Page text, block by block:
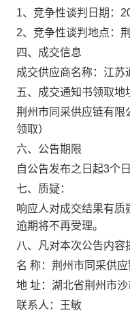
1、竞争性谈判日期：
2、竞争性谈判地点：
四、成交信息
成交供应商名称：江苏
五、成交通知书领取地
荆州市同采供应链有限
领取）
六、公告期限
自公告发布之日起3个日
七、质疑：
响应人对成交结果有
逾期将不再受理。
八、凡对本次公告内容
名 称：荆州
地 址：湖北省荆州市
联系人：王敏